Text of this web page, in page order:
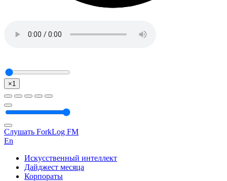
×1
Слушать ForkLog FM
En
Искусственный интеллект
Дайджест месяца
Корпораты